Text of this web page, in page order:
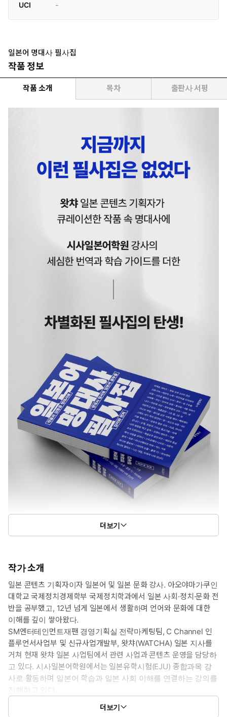
UCI
-
일본어 명대사 필사집
작품 정보
작품 소개 목차 출판사 서평
더보기
작가 소개
일본 콘텐츠 기획자이자 일본어 및 일본 문화 강사. 아오야마가쿠인
대학교 국제정치경제학부 국제정치학과에서 일본 사회·정치·문화 전
반을 공부했고, 12년 넘게 일본에서 생활하며 언어와 문화에 대한
이해를 깊이 쌓아왔다.
SM엔터테인먼트재팬 경영기획실 전략마케팅팀, C Channel 인
플루언서사업부 및 신규사업개발부, 왓챠(WATCHA) 일본 지사를
거쳐 현재 왓챠 일본 사업팀에서 관련 사업과 콘텐츠 운영을 담당하
고 있다. 시사일본어학원에서는 일본유학시험(EJU) 종합과목 강
사로 활동하며 일본어 학습과 일본 사회 이해를 연결하는 강의를
진행하고 있다.
일본 드라마·영화·애니메이션을 보는 것이 취미이자 업무인 사람으
로서, 회사 밖에서는 ‘넷플연가: 주말의 도쿄’ 모임을 이끌며, 작품 분
더보기